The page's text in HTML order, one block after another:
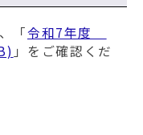
「令和7年度
」をご確認くだ